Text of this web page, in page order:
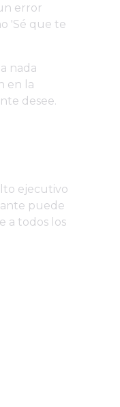
error
'Sé que te
nada
en la
desee.
ejecutivo
puede
a todos los